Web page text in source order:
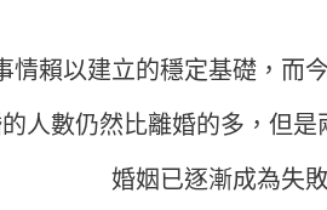
情賴以建立的穩定基礎，而
人數仍然比離婚的多，但是
婚姻已逐漸成為失